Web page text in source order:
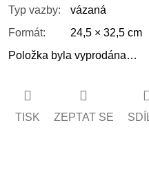
Typ vazby:
vázaná
Formát:
24,5 × 32,5 cm
Položka byla vyprodána…
TISK ZEPTAT SE